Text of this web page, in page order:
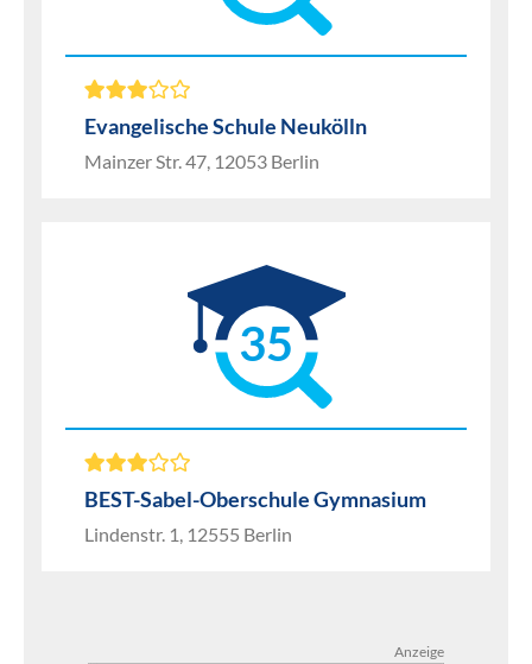
Evangelische Schule Neukölln
Mainzer Str. 47, 12053 Berlin
35
BEST-Sabel-Oberschule Gymnasium
Lindenstr. 1, 12555 Berlin
Anzeige